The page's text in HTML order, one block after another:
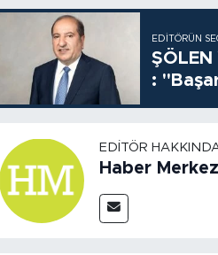
EDITÖRÜN
ŞÖLEN
:
EDITÖR
Haber